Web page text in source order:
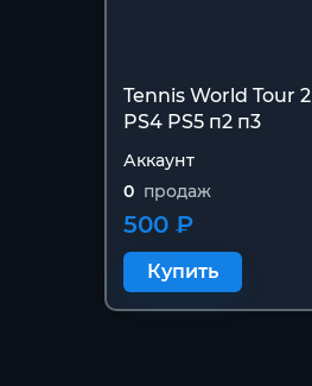
Tennis World Tour 2
PS4 PS5 п2 п3
Аккаунт
0 продаж
500 ₽
Купить